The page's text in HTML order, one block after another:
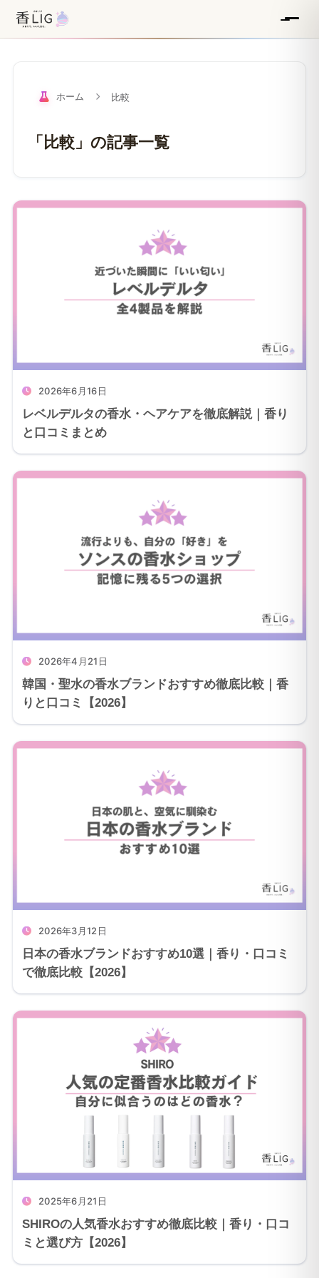
ホーム 比較
「比較」の記事一覧
2026年6月16日
レベルデルタの香水・ヘアケアを徹底解説｜香り
と口コミまとめ
2026年4月21日
韓国・聖水の香水ブランドおすすめ徹底比較｜香
りと口コミ【2026】
2026年3月12日
日本の香水ブランドおすすめ10選｜香り・口コミ
で徹底比較【2026】
2025年6月21日
SHIROの人気香水おすすめ徹底比較｜香り・口コ
ミと選び方【2026】